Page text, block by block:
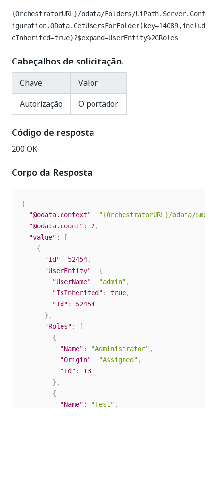
{OrchestratorURL}/odata/Folders/UiPath.Server.Conf
iguration.OData.GetUsersForFolder(key=14089,includ
eInherited=true)?$expand=UserEntity%2CRoles
Cabeçalhos de solicitação.
Chave
Valor
Autorização
O portador
Código de resposta
200 OK
Corpo da Resposta
{
"@odata.context" :
"{OrchestratorURL}/odata/
"@odata.count" : 2,
"value" :
[
{
"Id" : 52454,
"UserEntity" :
{
"UserName" : "admin" ,
"IsInherited" : true,
"Id" :
52454
} ,
"Roles" :
[
{
"Name" : "Administrator" ,
"Origin" : "Assigned" ,
"Id" :
13
} ,
{
"Name" : "Test" ,